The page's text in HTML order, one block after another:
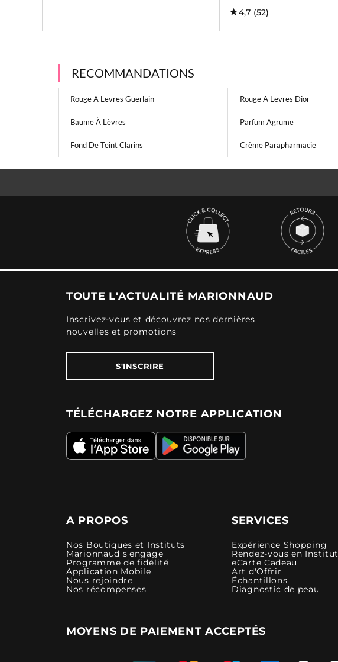
4,7 (52)
RECOMMANDATIONS
Rouge A Levres Guerlain Rouge A Levres Dior
Baume À Lèvres Parfum Agrume
Fond De Teint Clarins Crème Parapharmacie
TOUTE L'ACTUALITÉ MARIONNAUD
Inscrivez-vous et découvrez nos dernières
nouvelles et promotions
S'INSCRIRE
TÉLÉCHARGEZ NOTRE APPLICATION
A PROPOS
Nos Boutiques et Instituts
Marionnaud s'engage
Programme de fidélité
Application Mobile
Nous rejoindre
Nos récompenses
SERVICES
Expérience Shopping
Rendez-vous en Institut
eCarte Cadeau
Art d'Offrir
Échantillons
Diagnostic de peau
MOYENS DE PAIEMENT ACCEPTÉS